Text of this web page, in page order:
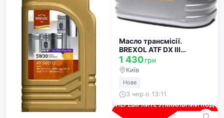
Масло трансмісії.
BREXOL ATF DX III
(Каністра 4л)
48391050985
1 430грн
Київ
Нове
3 чер о 13:11